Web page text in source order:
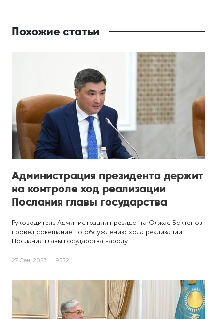
Похожие статьи
Администрация президента держит
на контроле ход реализации
Послания главы государства
Руководитель Администрации президента Олжас Бектенов
провел совещание по обсуждению хода реализации
Послания главы государства народу …
27 Сен, 2023 9552